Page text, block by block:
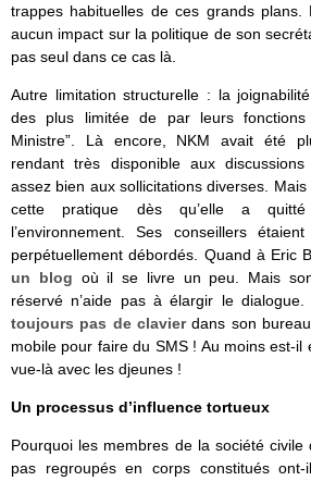
trappes habituelles de ces grands plans.
aucun impact sur la politique de son
pas seul dans ce cas là.
Autre limitation structurelle : la
des plus limitée de par leurs
Ministre”. Là encore, NKM avait été
rendant très disponible aux
assez bien aux sollicitations diverses.
cette pratique dès qu’elle a
l’environnement. Ses conseillers
perpétuellement débordés. Quand à Eric
un blog où il se livre un peu. Mais
réservé n’aide pas à élargir le dialogue.
toujours pas de clavierdans son
mobile pour faire du SMS ! Au moins est-
vue-là avec les djeunes !
Un processus d’influence tortueux
Pourquoi les membres de la société civile
pas regroupés en corps constitués